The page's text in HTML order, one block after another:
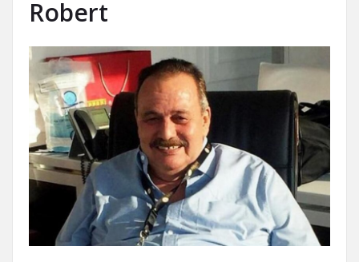
Robert